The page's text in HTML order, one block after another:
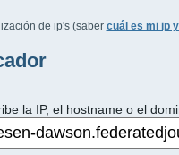
de ip's (saber cuál es mi ip
la IP, el hostname o el